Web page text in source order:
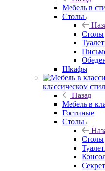
Мебель в
Столы
Столы
Шкафы
классическом
Назад
Мебель в
Гостиные
Столы
Столы